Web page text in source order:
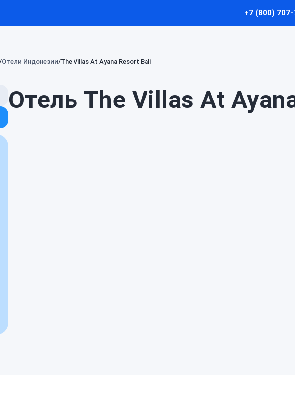
+7 (800) 707-
Отели Индонезии The Villas At Ayana Resort Bali
Отель The Villas At